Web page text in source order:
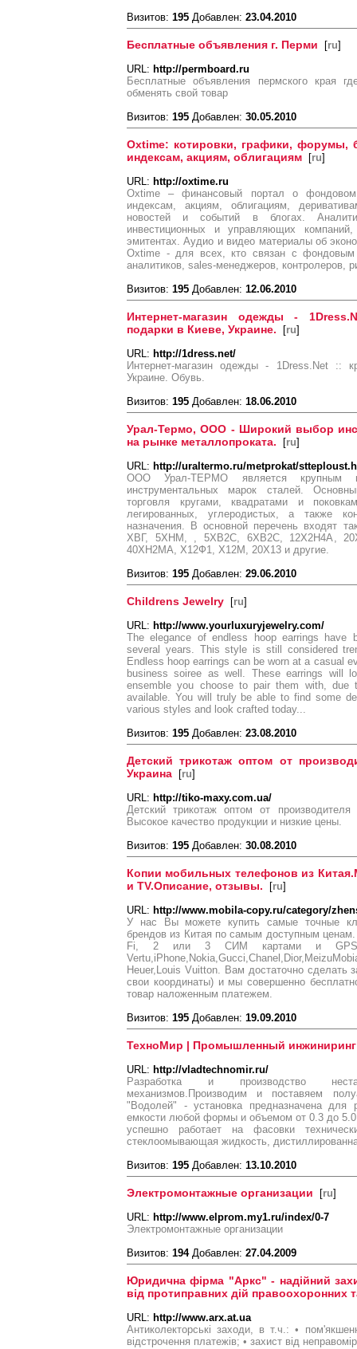
Визитов: 195 Добавлен: 23.04.2010
Бесплатные объявления г. Перми [ru]
URL: http://permboard.ru
Бесплатные объявления пермского края
обменять свой товар
Визитов: 195 Добавлен: 30.05.2010
Oxtime: котировки, графики, форумы,
индексам, акциям, облигациям [ru]
URL: http://oxtime.ru
Oxtime – финансовый портал о
индексам, акциям, облигациям,
новостей и событий в блогах.
инвестиционных и управляющих
эмитентах. Аудио и видео материалы об
Oxtime - для всех, кто связан с
аналитиков, sales-менеджеров, контролеров,
Визитов: 195 Добавлен: 12.06.2010
Интернет-магазин одежды -
подарки в Киеве, Украине. [ru]
URL: http://1dress.net/
Интернет-магазин одежды - 1Dress.Net ::
Украине. Обувь.
Визитов: 195 Добавлен: 18.06.2010
Урал-Термо, ООО - Широкий выбор
на рынке металлопроката. [ru]
URL: http://uraltermo.ru/metprokat/
ООО Урал-ТЕРМО является крупным
инструментальных марок сталей.
торговля кругами, квадратами и
легированных, углеродистых, а также
назначения. В основной перечень входят
ХВГ, 5ХНМ, , 5ХВ2С, 6ХВ2С, 12Х2Н4А,
40ХН2МА, Х12Ф1, Х12М, 20Х13 и другие.
Визитов: 195 Добавлен: 29.06.2010
Childrens Jewelry [ru]
URL: http://www.yourluxuryjewelry.com/
The elegance of endless hoop earrings
several years. This style is still considered
Endless hoop earrings can be worn at a casual
business soiree as well. These earrings will
ensemble you choose to pair them with,
available. You will truly be able to find some
various styles and look crafted today...
Визитов: 195 Добавлен: 23.08.2010
Детский трикотаж оптом от
Украина [ru]
URL: http://tiko-maxy.com.ua/
Детский трикотаж оптом от
Высокое качество продукции и низкие цены.
Визитов: 195 Добавлен: 30.08.2010
Копии мобильных телефонов из
и TV.Описание, отзывы. [ru]
URL: http://www.mobila-copy.ru/category/
У нас Вы можете купить самые точные
брендов из Китая по самым доступным
Fi, 2 или 3 СИМ картами и
Heuer,Louis Vuitton. Вам достаточно сделать
свои координаты) и мы совершенно
товар наложенным платежем.
Визитов: 195 Добавлен: 19.09.2010
ТехноМир | Промышленный инжиниринг
URL: http://vladtechnomir.ru/
Разработка и производство
механизмов.Производим и поставяем
"Водолей" - установка предназначена для
емкости любой формы и объемом от 0.3 до
успешно работает на фасовки
стеклоомывающая жидкость,
Визитов: 195 Добавлен: 13.10.2010
Электромонтажные организации [ru]
URL: http://www.elprom.my1.ru/index/0-7
Электромонтажные организации
Визитов: 194Добавлен: 27.04.2009
Юридична фірма "Аркс" - надійний
від протиправних дій правоохоронних
URL: http://www.arx.at.ua
Антиколекторські заходи, в т.ч.: •
відстрочення платежів; • захист від